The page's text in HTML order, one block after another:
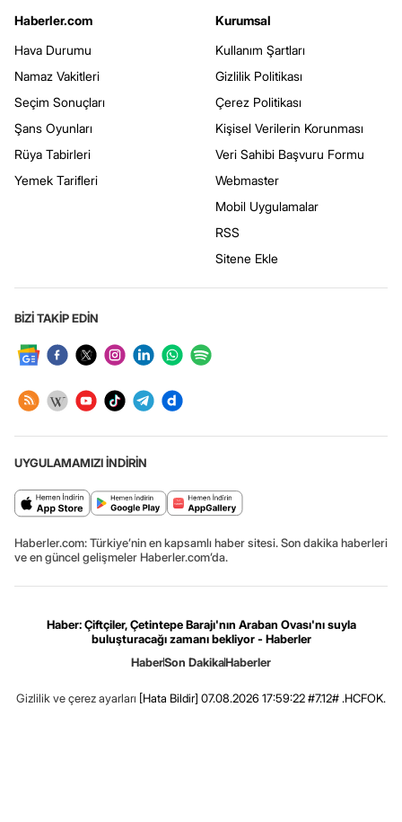
Haberler.com
Hava Durumu
Namaz Vakitleri
Seçim Sonuçları
Şans Oyunları
Rüya Tabirleri
Yemek Tarifleri
Kurumsal
Kullanım Şartları
Gizlilik Politikası
Çerez Politikası
Kişisel Verilerin Korunması
Veri Sahibi Başvuru Formu
Webmaster
Mobil Uygulamalar
RSS
Sitene Ekle
BİZİ TAKİP EDİN
UYGULAMAMIZI İNDİRİN
Haberler.com: Türkiye’nin en kapsamlı haber sitesi. Son dakika haberleri
ve en güncel gelişmeler Haberler.com’da.
Haber: Çiftçiler, Çetintepe Barajı'nın Araban Ovası'nı suyla
buluşturacağı zamanı bekliyor - Haberler
HaberSon DakikaHaberler
Gizlilik ve çerez ayarları [Hata Bildir] 07.08.2026 17:59:22 #7.12# .HCFOK.